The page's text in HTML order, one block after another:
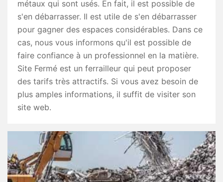
métaux qui sont usés. En fait, il est possible de
s'en débarrasser. Il est utile de s'en débarrasser
pour gagner des espaces considérables. Dans ce
cas, nous vous informons qu'il est possible de
faire confiance à un professionnel en la matière.
Site Fermé est un ferrailleur qui peut proposer
des tarifs très attractifs. Si vous avez besoin de
plus amples informations, il suffit de visiter son
site web.